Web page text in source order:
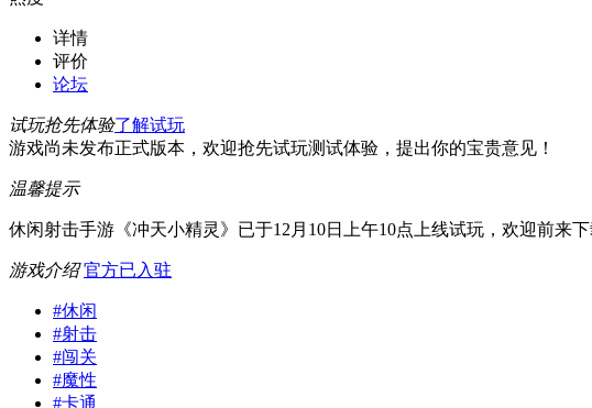
详情
评价
论坛
试玩抢先体验了解试玩
游戏尚未发布正式版本，欢迎抢先试玩测试体验，提出你的宝贵意见！
温馨提示
休闲射击手游《冲天小精灵》已于12月10日上午10点上线试玩，欢迎前来下
游戏介绍 官方已入驻
#休闲
#射击
#闯关
#魔性
#卡通